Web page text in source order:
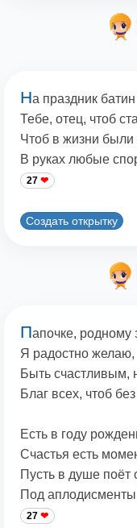
На праздник
Тебе, отец, чтоб
Чтоб в жизни были
В руках любые
27
Создать открытку
Папочке, родному
Я радостно желаю,
Быть счастливым,
Благ всех, чтоб
Есть в году
Счастья есть
Пусть в душе поёт
Под
27